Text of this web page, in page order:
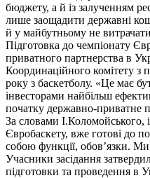
бюджету, а й із залученням
лише заощадити державні
й у майбутньому не
Підготовка до чемпіонату
приватного партнерства в
Координаційного комітету з
року з баскетболу. «Це має
інвесторами найбільш
початку державно-приватне
За словами І.Коломойського,
Євробаскету, вже готові до
собою функції, обов’язки.
Учасники засідання
підготовки та проведення в